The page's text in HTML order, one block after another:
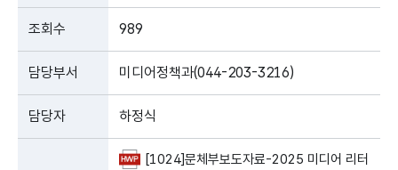
조회수 989
담당부서 미디어정책과(044-203-3216)
담당자 하정식
[1024]문체부보도자료-2025 미디어 리터